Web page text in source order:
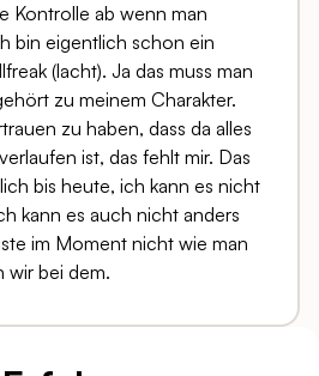
Kontrolle ab wenn man
bin eigentlich schon ein
(lacht). Ja das muss man
zu meinem Charakter.
zu haben, dass da alles
ist, das fehlt mir. Das
bis heute, ich kann es nicht
kann es auch nicht anders
im Moment nicht wie man
wir bei dem.